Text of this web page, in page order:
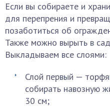
Если вы собираете и
для перепрения и
позаботиться об
Также можно вырыть в
Выкладываем все слоями:
Слой первый —
собирать навозную
30 см;